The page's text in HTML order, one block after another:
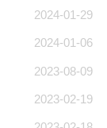
2024-01-29
2024-01-06
2023-08-09
2023-02-19